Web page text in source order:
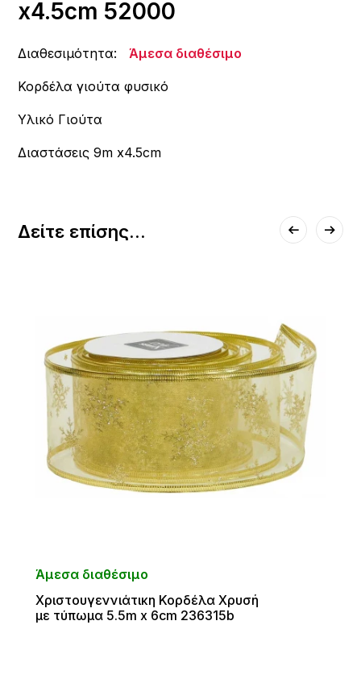
x4.5cm 52000
Διαθεσιμότητα: Άμεσα διαθέσιμο
Κορδέλα γιούτα φυσικό
Υλικό Γιούτα
Διαστάσεις 9m x4.5cm
Δείτε επίσης...
Άμεσα διαθέσιμο
Χριστουγεννιάτικη Κορδέλα Χρυσή
με τύπωμα 5.5m x 6cm 236315b